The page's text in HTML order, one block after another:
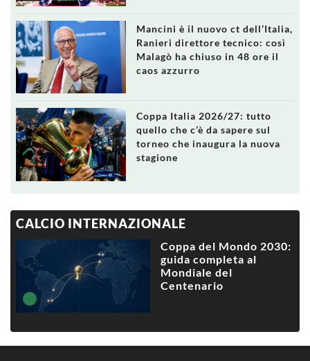
Mancini è il nuovo ct dell’Italia,
Ranieri direttore tecnico: così
Malagò ha chiuso in 48 ore il
caos azzurro
Coppa Italia 2026/27: tutto
quello che c’è da sapere sul
torneo che inaugura la nuova
stagione
CALCIO INTERNAZIONALE
Coppa del Mondo 2030:
guida completa al
Mondiale del
Centenario